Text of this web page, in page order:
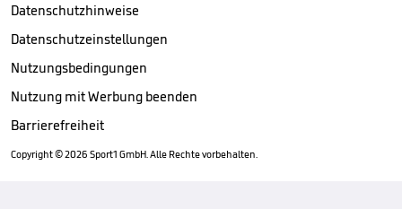
Datenschutzhinweise
Datenschutzeinstellungen
Nutzungsbedingungen
Nutzung mit Werbung beenden
Barrierefreiheit
Copyright ©2026 Sport1 GmbH. Alle Rechte vorbehalten.